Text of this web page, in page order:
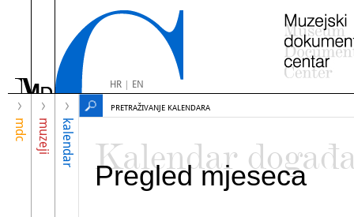
HR| EN
mdc muzeji kalendar
PRETRAŽIVANJE KALENDARA
Kalendar
Pregled mjeseca